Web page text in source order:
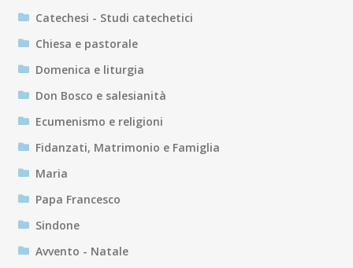
Catechesi - Studi catechetici
Chiesa e pastorale
Domenica e liturgia
Don Bosco e salesianità
Ecumenismo e religioni
Fidanzati, Matrimonio e Famiglia
Maria
Papa Francesco
Sindone
Avvento - Natale